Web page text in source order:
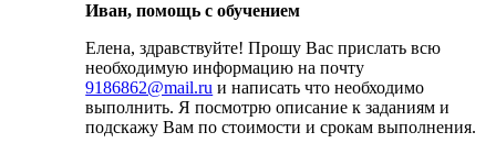
Иван, помощь с обучением
Елена, здравствуйте! Прошу Вас прислать всю
необходимую информацию на почту
9186862@mail.ru и написать что необходимо
выполнить. Я посмотрю описание к заданиям и
подскажу Вам по стоимости и срокам выполнения.